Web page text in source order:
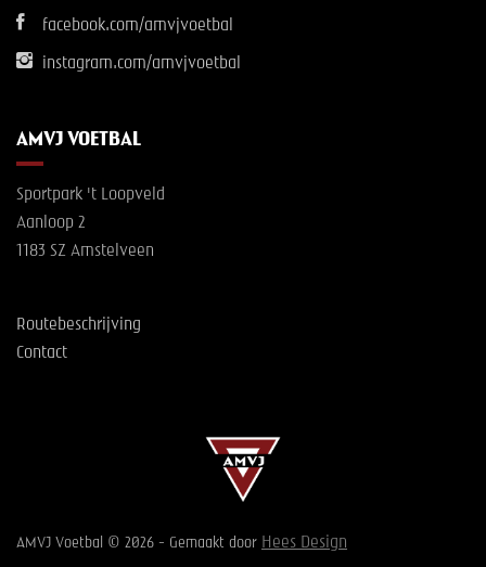
facebook.com/amvjvoetbal
instagram.com/amvjvoetbal
AMVJ VOETBAL
Sportpark 't Loopveld
Aanloop 2
1183 SZ Amstelveen
Routebeschrijving
Contact
AMVJ Voetbal © 2026 - Gemaakt door Hees Design